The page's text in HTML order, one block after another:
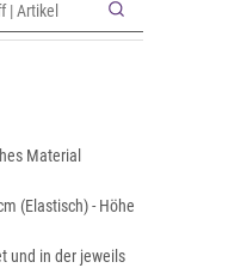
Material
(Elastisch) - Höhe
und in der jeweils